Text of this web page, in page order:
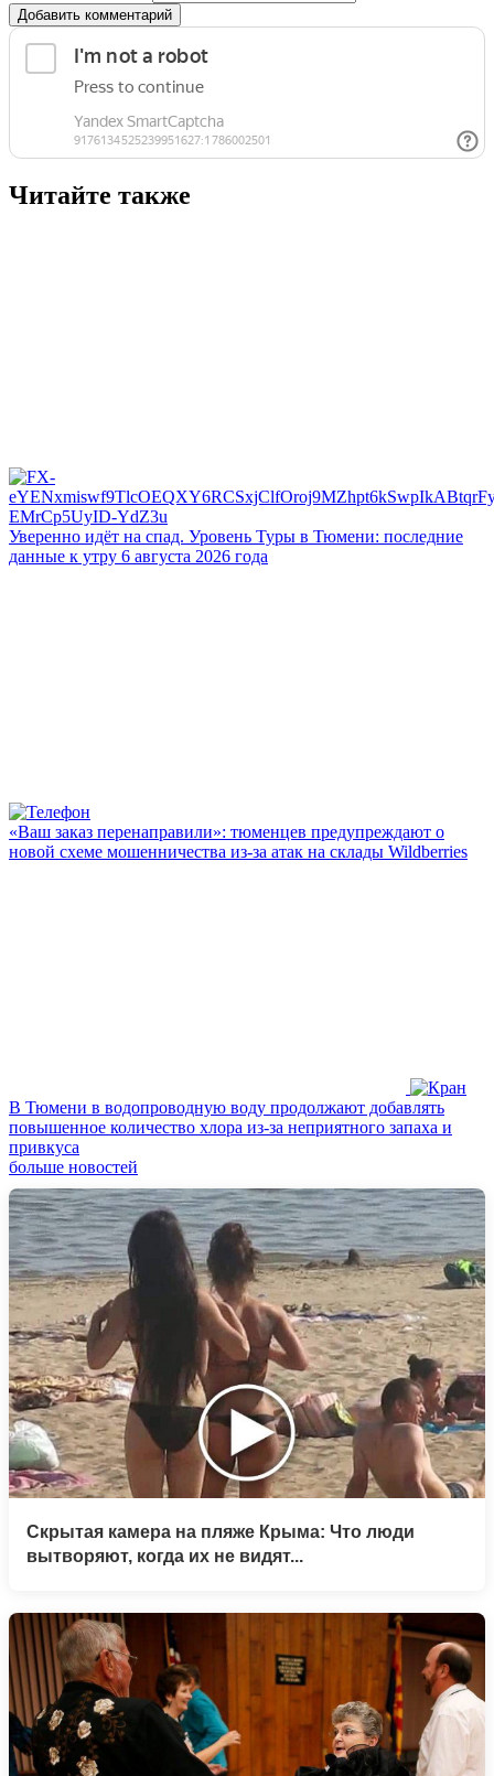
Добавить комментарий
Читайте также
Уверенно идёт на спад. Уровень Туры в Тюмени: последние
данные к утру 6 августа 2026 года
«Ваш заказ перенаправили»: тюменцев предупреждают о
новой схеме мошенничества из-за атак на склады Wildberries
В Тюмени в водопроводную воду продолжают добавлять
повышенное количество хлора из‑за неприятного запаха и
привкуса
больше новостей
Скрытая камера на пляже Крыма: Что люди
вытворяют, когда их не видят...